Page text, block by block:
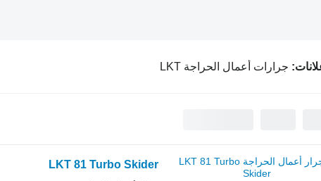
جرارات أعمال الحراجة LKT
LKT 81 Turbo Skider